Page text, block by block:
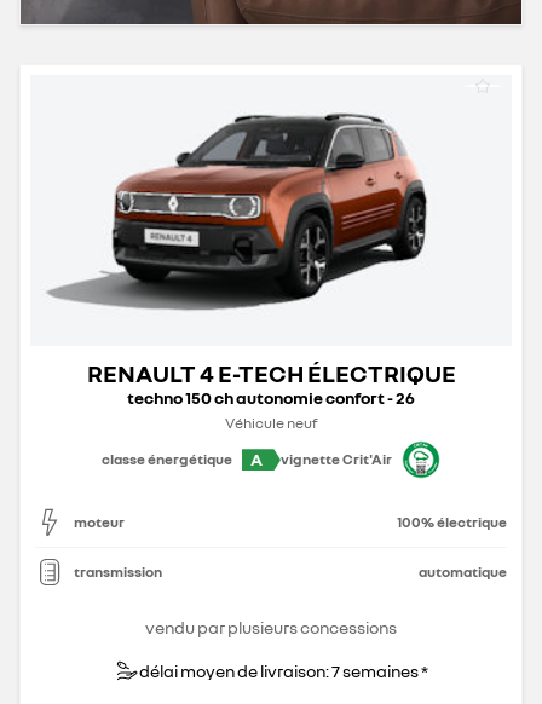
RENAULT 4 E-TECH ÉLECTRIQUE
techno 150 ch autonomie confort - 26
Véhicule neuf
classe énergétique
A vignette Crit'Air
moteur 100% électrique
transmission automatique
vendu par plusieurs concessions
délai moyen de livraison: 7 semaines *